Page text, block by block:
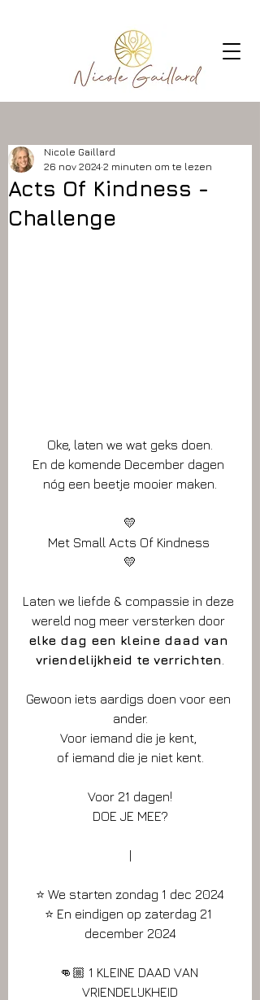
Acts Of Kindness -
Challenge
Nicole Gaillard
26 nov 2024 2 minuten om te lezen
Oke, laten we wat geks doen.
En de komende December dagen
nóg een beetje mooier maken.
💛
Met Small Acts Of Kindness
💛
Laten we liefde & compassie in deze
wereld nog meer versterken door
elke dag een kleine daad van
vriendelijkheid te verrichten
Gewoon iets aardigs doen voor een
ander.
Voor iemand die je kent,
of iemand die je niet kent.
Voor 21 dagen!
DOE JE MEE?
|
⭐️ We starten zondag 1 dec 2024
⭐️ En eindigen op zaterdag 21
december 2024
👊🏼 1 KLEINE DAAD VAN
VRIENDELIJKHEID